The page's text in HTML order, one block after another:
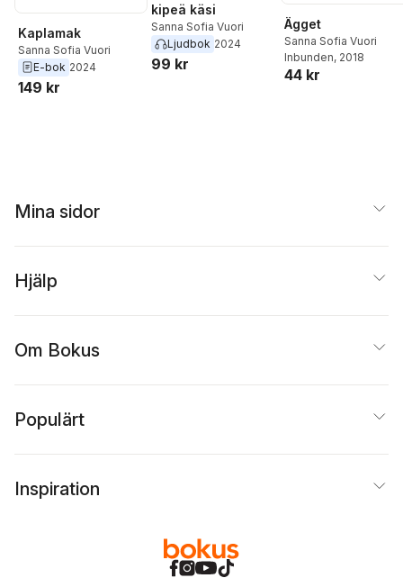
Kaplamak
Sanna Sofia Vuori
E-bok 2024
149 kr
kipeä käsi
Sanna Sofia Vuori
Ljudbok 2024
99 kr
Ägget
Sanna Sofia Vuori
Inbunden, 2018
44 kr
Mina sidor
Hjälp
Om Bokus
Populärt
Inspiration